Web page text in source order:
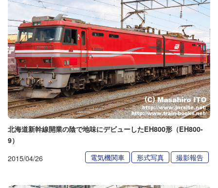
北海道新幹線開業の陰で地味にデビューしたEH800形（EH800-
9）
2015/04/26 電気機関車 形式写真 撮影報告